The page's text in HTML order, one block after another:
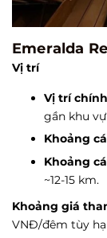
Emeralda
Vị trí
Vị trí
gần khu
Khoảng
Khoảng
~12-15 km.
Khoảng giá
VNĐ/đêm tùy